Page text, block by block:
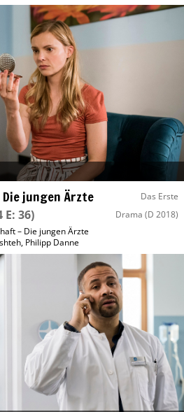
jungen Ärzte Das Erste
E: 36) Drama (D 2018)
– Die jungen Ärzte
, Philipp Danne